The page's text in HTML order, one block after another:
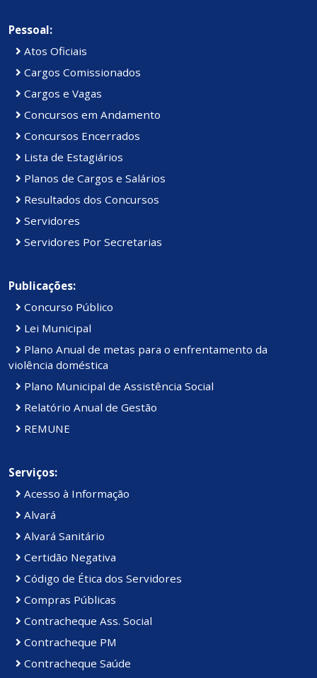
Pessoal:
Atos Oficiais
Cargos Comissionados
Cargos e Vagas
Concursos em Andamento
Concursos Encerrados
Lista de Estagiários
Planos de Cargos e Salários
Resultados dos Concursos
Servidores
Servidores Por Secretarias
Publicações:
Concurso Público
Lei Municipal
Plano Anual de metas para o enfrentamento da
violência doméstica
Plano Municipal de Assistência Social
Relatório Anual de Gestão
REMUNE
Serviços:
Acesso à Informação
Alvará
Alvará Sanitário
Certidão Negativa
Código de Ética dos Servidores
Compras Públicas
Contracheque Ass. Social
Contracheque PM
Contracheque Saúde